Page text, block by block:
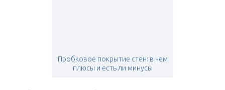
Пробковое покрытие стен: в чем
плюсы и есть ли минусы